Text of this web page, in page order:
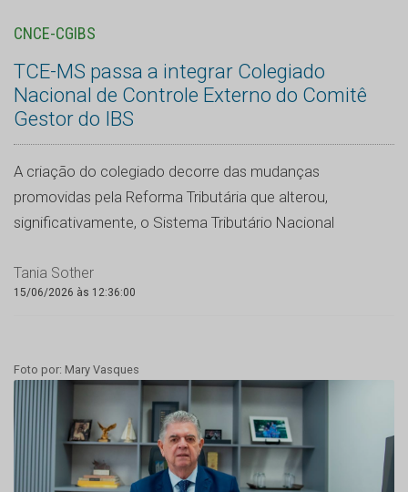
CNCE-CGIBS
TCE-MS passa a integrar Colegiado
Nacional de Controle Externo do Comitê
Gestor do IBS
A criação do colegiado decorre das mudanças
promovidas pela Reforma Tributária que alterou,
significativamente, o Sistema Tributário Nacional
Tania Sother
15/06/2026 às 12:36:00
Foto por: Mary Vasques